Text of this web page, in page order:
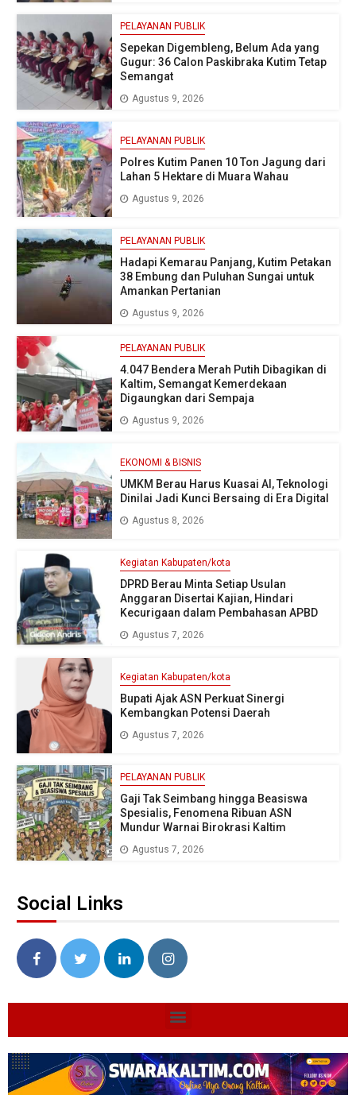
PELAYANAN PUBLIK
Sepekan Digembleng, Belum Ada yang
Gugur: 36 Calon Paskibraka Kutim Tetap
Semangat
Agustus 9, 2026
PELAYANAN PUBLIK
Polres Kutim Panen 10 Ton Jagung dari
Lahan 5 Hektare di Muara Wahau
Agustus 9, 2026
PELAYANAN PUBLIK
Hadapi Kemarau Panjang, Kutim Petakan
38 Embung dan Puluhan Sungai untuk
Amankan Pertanian
Agustus 9, 2026
PELAYANAN PUBLIK
4.047 Bendera Merah Putih Dibagikan di
Kaltim, Semangat Kemerdekaan
Digaungkan dari Sempaja
Agustus 9, 2026
EKONOMI & BISNIS
UMKM Berau Harus Kuasai AI, Teknologi
Dinilai Jadi Kunci Bersaing di Era Digital
Agustus 8, 2026
Kegiatan Kabupaten/kota
DPRD Berau Minta Setiap Usulan
Anggaran Disertai Kajian, Hindari
Kecurigaan dalam Pembahasan APBD
Agustus 7, 2026
Kegiatan Kabupaten/kota
Bupati Ajak ASN Perkuat Sinergi
Kembangkan Potensi Daerah
Agustus 7, 2026
PELAYANAN PUBLIK
Gaji Tak Seimbang hingga Beasiswa
Spesialis, Fenomena Ribuan ASN
Mundur Warnai Birokrasi Kaltim
Agustus 7, 2026
Social Links